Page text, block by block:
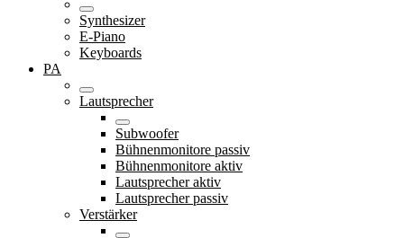
Synthesizer
E-Piano
Keyboards
PA
Lautsprecher
Subwoofer
Bühnenmonitore passiv
Bühnenmonitore aktiv
Lautsprecher aktiv
Lautsprecher passiv
Verstärker